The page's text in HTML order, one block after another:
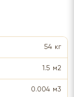
54 кг
1.5 м2
0.004 м3